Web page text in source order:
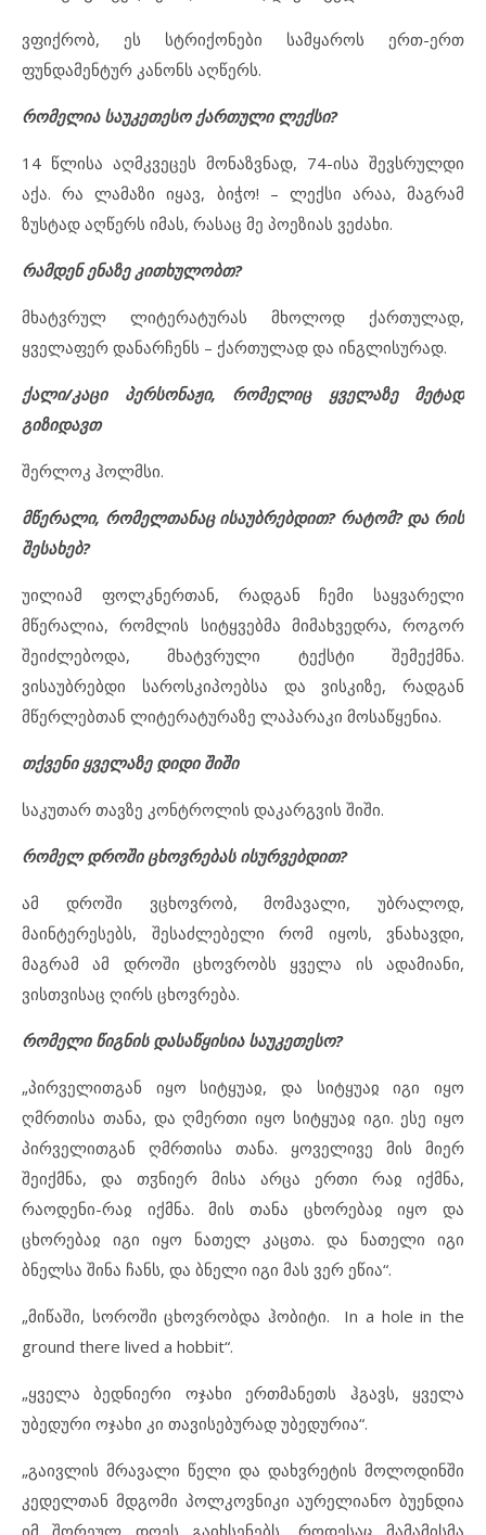
ვფიქრობ, ეს სტრიქონები სამყაროს ერთ-ერთ
ფუნდამენტურ კანონს აღწერს.
რომელია საუკეთესო ქართული ლექსი?
14 წლისა აღმკვეცეს მონაზვნად, 74-ისა შევსრულდი
აქა. რა ლამაზი იყავ, ბიჭო! – ლექსი არაა, მაგრამ
ზუსტად აღწერს იმას, რასაც მე პოეზიას ვეძახი.
რამდენ ენაზე კითხულობთ?
მხატვრულ ლიტერატურას მხოლოდ ქართულად,
ყველაფერ დანარჩენს – ქართულად და ინგლისურად.
ქალი/კაცი პერსონაჟი, რომელიც ყველაზე მეტად
გიზიდავთ
შერლოკ ჰოლმსი.
მწერალი, რომელთანაც ისაუბრებდით? რატომ? და რის
შესახებ?
უილიამ ფოლკნერთან, რადგან ჩემი საყვარელი
მწერალია, რომლის სიტყვებმა მიმახვედრა, როგორ
შეიძლებოდა, მხატვრული ტექსტი შემექმნა.
ვისაუბრებდი საროსკიპოებსა და ვისკიზე, რადგან
მწერლებთან ლიტერატურაზე ლაპარაკი მოსაწყენია.
თქვენი ყველაზე დიდი შიში
საკუთარ თავზე კონტროლის დაკარგვის შიში.
რომელ დროში ცხოვრებას ისურვებდით?
ამ დროში ვცხოვრობ, მომავალი, უბრალოდ,
მაინტერესებს, შესაძლებელი რომ იყოს, ვნახავდი,
მაგრამ ამ დროში ცხოვრობს ყველა ის ადამიანი,
ვისთვისაც ღირს ცხოვრება.
რომელი წიგნის დასაწყისია საუკეთესო?
„პირველითგან იყო სიტყუაჲ, და სიტყუაჲ იგი იყო
ღმრთისა თანა, და ღმერთი იყო სიტყუაჲ იგი. ესე იყო
პირველითგან ღმრთისა თანა. ყოველივე მის მიერ
შეიქმნა, და თჳნიერ მისა არცა ერთი რაჲ იქმნა,
რაოდენი-რაჲ იქმნა. მის თანა ცხორებაჲ იყო და
ცხორებაჲ იგი იყო ნათელ კაცთა. და ნათელი იგი
ბნელსა შინა ჩანს, და ბნელი იგი მას ვერ ეწია“.
„მიწაში, სოროში ცხოვრობდა ჰობიტი. In a hole in the
ground there lived a hobbit“.
„ყველა ბედნიერი ოჯახი ერთმანეთს ჰგავს, ყველა
უბედური ოჯახი კი თავისებურად უბედურია“.
„გაივლის მრავალი წელი და დახვრეტის მოლოდინში
კედელთან მდგომი პოლკოვნიკი აურელიანო ბუენდია